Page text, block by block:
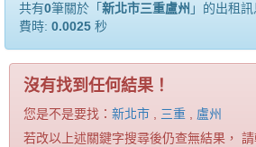
共有0筆關於「 新北市三重盧州 」的出租
費時: 0.0025 秒
沒有找到任何結果！
您是不是要找： 新北市 , 三重 , 盧州
若改以上述關鍵字搜尋後仍查無結果，